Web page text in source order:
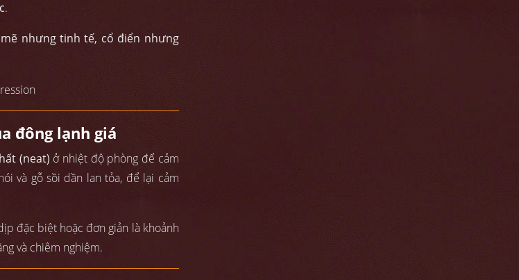
.
nhưng tinh tế, cổ điển nhưng
đông lạnh giá
(neat) ở nhiệt độ phòng để cảm
và gỗ sồi dần lan tỏa, để lại cảm
đặc biệt hoặc đơn giản là khoảnh
và chiêm nghiệm.